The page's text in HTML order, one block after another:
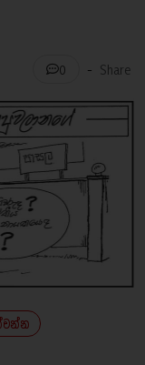
0 - Share